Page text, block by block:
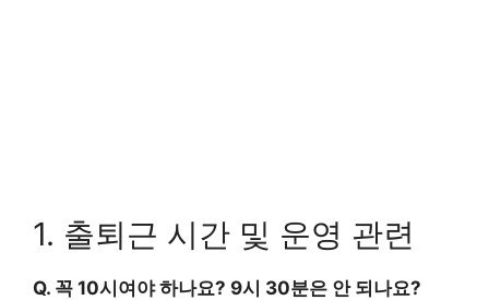
1. 출퇴근 시간 및 운영 관련
Q. 꼭 10시여야 하나요? 9시 30분은 안 되나요?